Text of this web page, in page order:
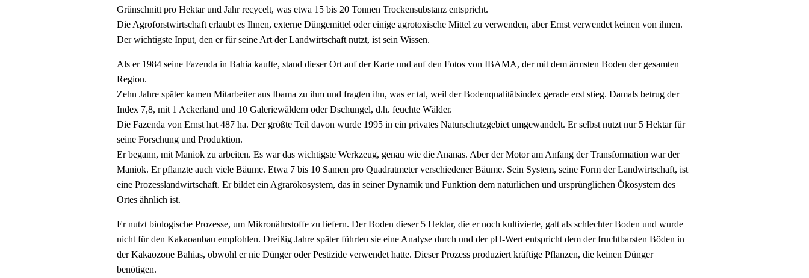
Grünschnitt pro Hektar und Jahr recycelt, was etwa 15 bis 20 Tonnen Trockensubstanz entspricht.
Die Agroforstwirtschaft erlaubt es Ihnen, externe Düngemittel oder einige agrotoxische Mittel zu verwenden, aber Ernst verwendet keinen von ihnen.
Der wichtigste Input, den er für seine Art der Landwirtschaft nutzt, ist sein Wissen.
Als er 1984 seine Fazenda in Bahia kaufte, stand dieser Ort auf der Karte und auf den Fotos von IBAMA, der mit dem ärmsten Boden der gesamten
Region.
Zehn Jahre später kamen Mitarbeiter aus Ibama zu ihm und fragten ihn, was er tat, weil der Bodenqualitätsindex gerade erst stieg. Damals betrug der
Index 7,8, mit 1 Ackerland und 10 Galeriewäldern oder Dschungel, d.h. feuchte Wälder.
Die Fazenda von Ernst hat 487 ha. Der größte Teil davon wurde 1995 in ein privates Naturschutzgebiet umgewandelt. Er selbst nutzt nur 5 Hektar für
seine Forschung und Produktion.
Er begann, mit Maniok zu arbeiten. Es war das wichtigste Werkzeug, genau wie die Ananas. Aber der Motor am Anfang der Transformation war der
Maniok. Er pflanzte auch viele Bäume. Etwa 7 bis 10 Samen pro Quadratmeter verschiedener Bäume. Sein System, seine Form der Landwirtschaft, ist
eine Prozesslandwirtschaft. Er bildet ein Agrarökosystem, das in seiner Dynamik und Funktion dem natürlichen und ursprünglichen Ökosystem des
Ortes ähnlich ist.
Er nutzt biologische Prozesse, um Mikronährstoffe zu liefern. Der Boden dieser 5 Hektar, die er noch kultivierte, galt als schlechter Boden und wurde
nicht für den Kakaoanbau empfohlen. Dreißig Jahre später führten sie eine Analyse durch und der pH-Wert entspricht dem der fruchtbarsten Böden in
der Kakaozone Bahias, obwohl er nie Dünger oder Pestizide verwendet hatte. Dieser Prozess produziert kräftige Pflanzen, die keinen Dünger
benötigen.